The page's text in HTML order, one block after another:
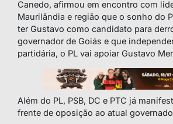
Canedo, afirmou em encontro com
Maurilândia e região que o sonho do
ter Gustavo como candidato para
governador de Goiás e que
partidária, o PL vai apoiar Gustavo
Além do PL, PSB, DC e PTC já
frente de oposição ao atual